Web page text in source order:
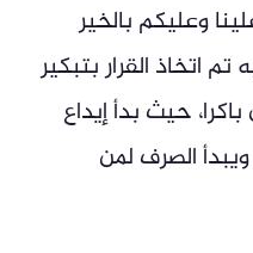
وعليكم بالخير
تم اتخاذ القرار بتبكير
حيث بدأ إيداع
الصرف لمن